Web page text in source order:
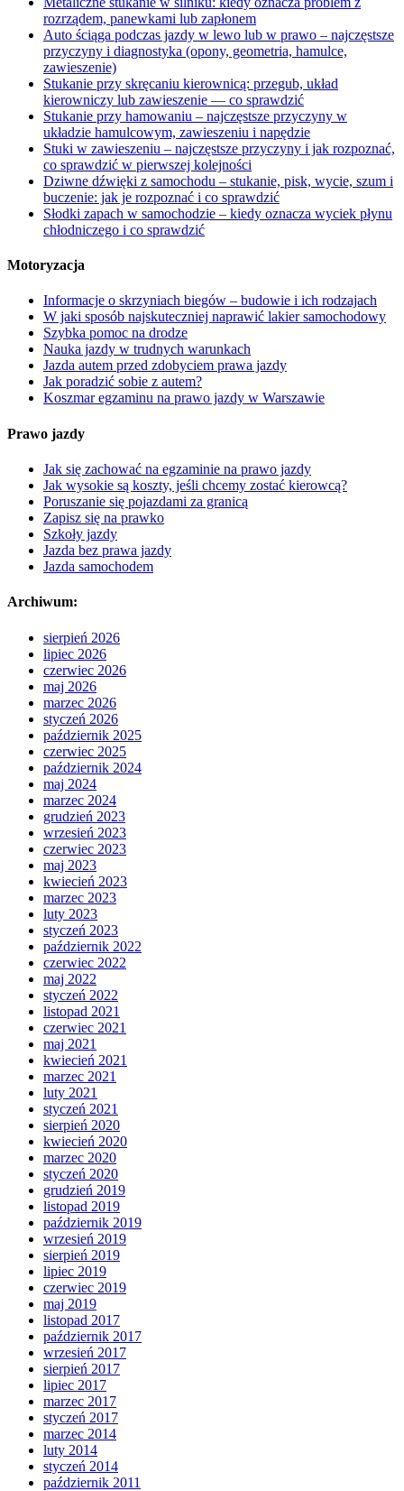
rozrządem, panewkami lub zapłonem
Auto ściąga podczas jazdy w lewo lub w prawo – najczęstsze
przyczyny i diagnostyka (opony, geometria, hamulce,
zawieszenie)
Stukanie przy skręcaniu kierownicą: przegub, układ
kierowniczy lub zawieszenie — co sprawdzić
Stukanie przy hamowaniu – najczęstsze przyczyny w
układzie hamulcowym, zawieszeniu i napędzie
Stuki w zawieszeniu – najczęstsze przyczyny i jak rozpoznać,
co sprawdzić w pierwszej kolejności
Dziwne dźwięki z samochodu – stukanie, pisk, wycie, szum i
buczenie: jak je rozpoznać i co sprawdzić
Słodki zapach w samochodzie – kiedy oznacza wyciek płynu
chłodniczego i co sprawdzić
Motoryzacja
Informacje o skrzyniach biegów – budowie i ich rodzajach
W jaki sposób najskuteczniej naprawić lakier samochodowy
Szybka pomoc na drodze
Nauka jazdy w trudnych warunkach
Jazda autem przed zdobyciem prawa jazdy
Jak poradzić sobie z autem?
Koszmar egzaminu na prawo jazdy w Warszawie
Prawo jazdy
Jak się zachować na egzaminie na prawo jazdy
Jak wysokie są koszty, jeśli chcemy zostać kierowcą?
Poruszanie się pojazdami za granicą
Zapisz się na prawko
Szkoły jazdy
Jazda bez prawa jazdy
Jazda samochodem
Archiwum:
sierpień 2026
lipiec 2026
czerwiec 2026
maj 2026
marzec 2026
styczeń 2026
październik 2025
czerwiec 2025
październik 2024
maj 2024
marzec 2024
grudzień 2023
wrzesień 2023
czerwiec 2023
maj 2023
kwiecień 2023
marzec 2023
luty 2023
styczeń 2023
październik 2022
czerwiec 2022
maj 2022
styczeń 2022
listopad 2021
czerwiec 2021
maj 2021
kwiecień 2021
marzec 2021
luty 2021
styczeń 2021
sierpień 2020
kwiecień 2020
marzec 2020
styczeń 2020
grudzień 2019
listopad 2019
październik 2019
wrzesień 2019
sierpień 2019
lipiec 2019
czerwiec 2019
maj 2019
listopad 2017
październik 2017
wrzesień 2017
sierpień 2017
lipiec 2017
marzec 2017
styczeń 2017
marzec 2014
luty 2014
styczeń 2014
październik 2011